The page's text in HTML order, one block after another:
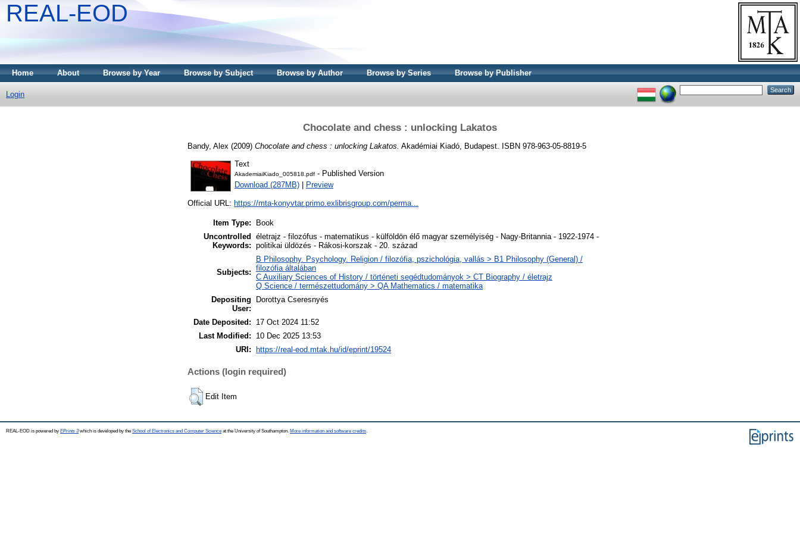
REAL-EOD
Home About Browse by Year Browse by Subject Browse by Author Browse by Series Browse by Publisher
Login
Chocolate and chess : unlocking Lakatos
Bandy, Alex (2009) Chocolate and chess : unlocking Lakatos. Akadémiai Kiadó, Budapest. ISBN 978-963-05-8819-5
Text
AkademiaiKiado_005818.pdf - Published Version
Download (287MB)
Preview
Official URL: https://mta-konyvtar.primo.exlibrisgroup.com/perma...
Item Type:
Book
Uncontrolled
Keywords:
életrajz - filozófus - matematikus - külföldön élő magyar személyiség - Nagy-Britannia - 1922-1974 -
politikai üldözés - Rákosi-korszak - 20. század
Subjects:
B Philosophy. Psychology. Religion / filozófia, pszichológia, vallás > B1 Philosophy (General) /
filozófia általában
C Auxiliary Sciences of History / történeti segédtudományok > CT Biography / életrajz
Q Science / természettudomány > QA Mathematics / matematika
Depositing
User:
Dorottya Cseresnyés
Date Deposited:
17 Oct 2024 11:52
Last Modified:
10 Dec 2025 13:53
URI:
https://real-eod.mtak.hu/id/eprint/19524
Actions (login required)
Edit Item
REAL-EOD is powered by EPrints 3which is developed by the School of Electronics and Computer Science at the University of Southampton. More information and software credits